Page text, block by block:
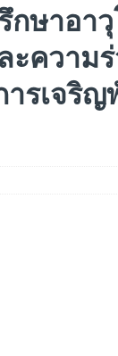
าชีพ
ษาอา
ะความ
รเจริ